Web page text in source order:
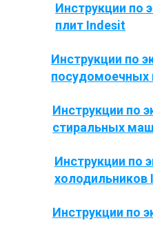
Инструкции по
плит Indesit
Инструкции по
Инструкции по
стиральных
Инструкции по
холодильников
Инструкции по